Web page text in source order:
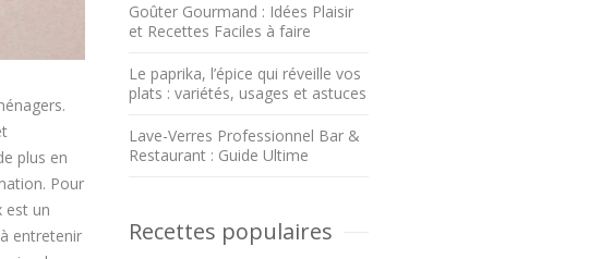
plus en
Pour
est un
entretenir
Goûter Gourmand : Idées Plaisir
et Recettes Faciles à faire
Le paprika, l’épice qui réveille vos
plats : variétés, usages et astuces
Lave-Verres Professionnel Bar &
Restaurant : Guide Ultime
Recettes populaires